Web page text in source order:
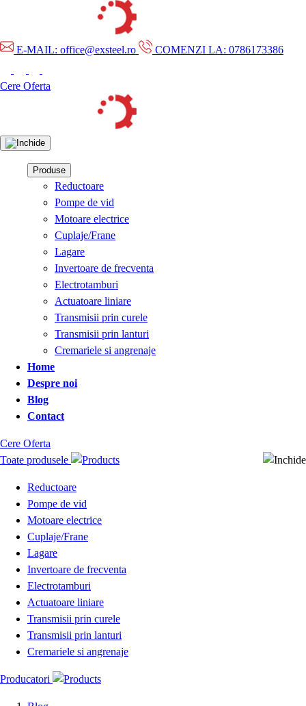
E-MAIL: office@exsteel.ro COMENZI LA: 0786173386
Cere Oferta
Produse
Reductoare
Pompe de vid
Motoare electrice
Cuplaje/Frane
Lagare
Invertoare de frecventa
Electrotamburi
Actuatoare liniare
Transmisii prin curele
Transmisii prin lanturi
Cremariele si angrenaje
Home
Despre noi
Blog
Contact
Cere Oferta
Toate produsele
Reductoare
Pompe de vid
Motoare electrice
Cuplaje/Frane
Lagare
Invertoare de frecventa
Electrotamburi
Actuatoare liniare
Transmisii prin curele
Transmisii prin lanturi
Cremariele si angrenaje
Producatori